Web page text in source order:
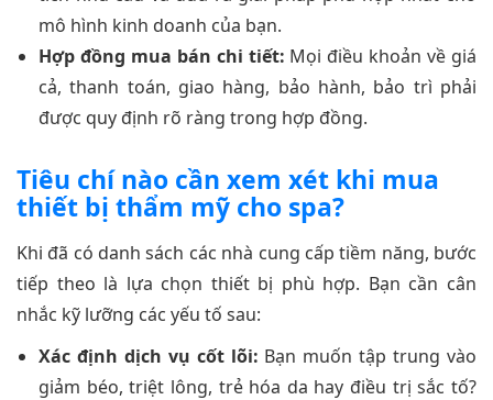
mô hình kinh doanh của bạn.
Hợp đồng mua bán chi tiết: Mọi điều khoản về giá
cả, thanh toán, giao hàng, bảo hành, bảo trì phải
được quy định rõ ràng trong hợp đồng.
Tiêu chí nào cần xem xét khi mua
thiết bị thẩm mỹ cho spa?
Khi đã có danh sách các nhà cung cấp tiềm năng, bước
tiếp theo là lựa chọn thiết bị phù hợp. Bạn cần cân
nhắc kỹ lưỡng các yếu tố sau:
Xác định dịch vụ cốt lõi: Bạn muốn tập trung vào
giảm béo, triệt lông, trẻ hóa da hay điều trị sắc tố?